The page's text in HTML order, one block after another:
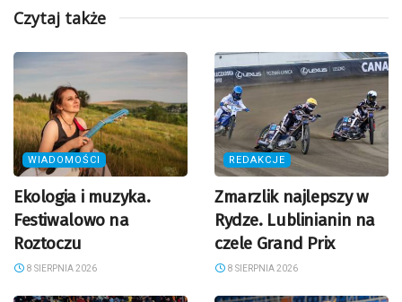
Czytaj także
WIADOMOŚCI
Ekologia i muzyka.
Festiwalowo na
Roztoczu
8 SIERPNIA 2026
REDAKCJE
Zmarzlik najlepszy w
Rydze. Lublinianin na
czele Grand Prix
8 SIERPNIA 2026